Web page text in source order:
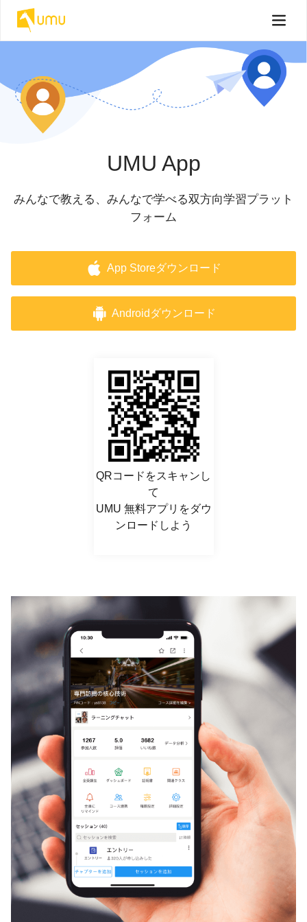
UMU App
みんなで教える、みんなで学べる双方向学習プラット
フォーム
App Storeダウンロード
Androidダウンロード
QRコードをスキャンし
て
UMU 無料アプリをダウ
ンロードしよう